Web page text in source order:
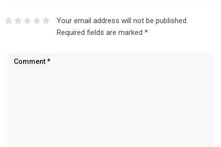
Your email address will not be published.
Required fields are marked *